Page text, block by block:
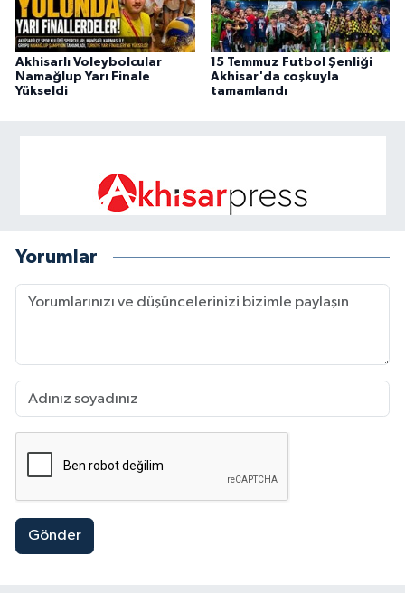
Akhisarlı Voleybolcular
Namağlup Yarı Finale
Yükseldi
15 Temmuz Futbol Şenliği
Akhisar'da coşkuyla
tamamlandı
Yorumlar
Gönder